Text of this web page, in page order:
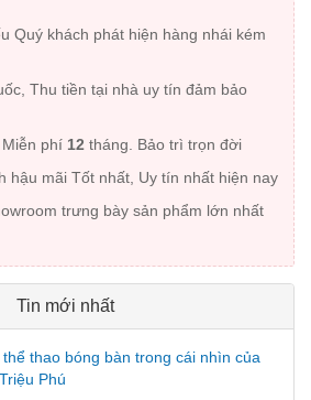
Quý khách phát hiện hàng nhái kém
Thu tiền tại nhà uy tín đảm bảo
phí 12 tháng. Bảo trì trọn đời
hậu mãi Tốt nhất, Uy tín nhất hiện nay
trưng bày sản phẩm lớn nhất
Tin mới nhất
thể thao bóng bàn trong cái nhìn của
Phú